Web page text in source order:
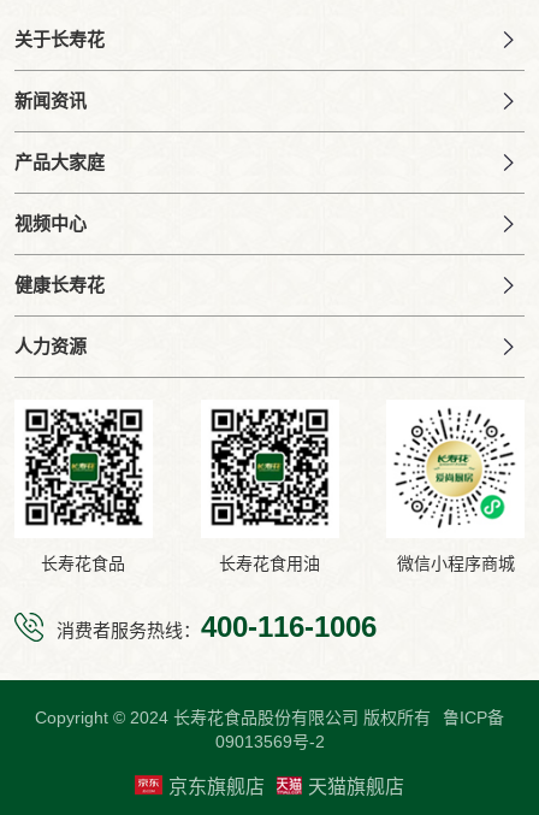
关于长寿花
新闻资讯
产品大家庭
视频中心
健康长寿花
人力资源
长寿花食品 长寿花食用油 微信小程序商城
消费者服务热线： 400-116-1006
Copyright © 2024 长寿花食品股份有限公司 版权所有
鲁ICP备
09013569号-2
京东旗舰店 天猫旗舰店